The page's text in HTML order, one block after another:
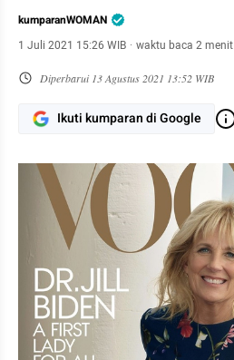
kumparanWOMAN
1 Juli 2021 15:26 WIB · waktu baca 2 menit
Diperbarui 13 Agustus 2021 13:52 WIB
Ikuti kumparan di Google